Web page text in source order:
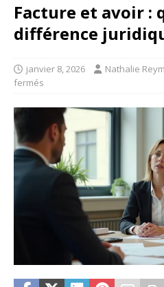
Facture et avoir :
différence
janvier 8, 2026 Nathalie
fermés